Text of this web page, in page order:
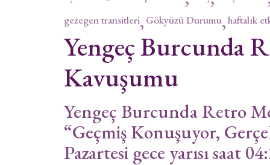
gezegen transitleri Gökyüzü Durumu haftalık
Yengeç Burcunda
Kavuşumu
Yengeç Burcunda Retro
“Geçmiş Konuşuyor,
Pazartesi gece yarısı saat